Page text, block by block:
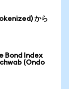
から
Bond Index
(Ondo